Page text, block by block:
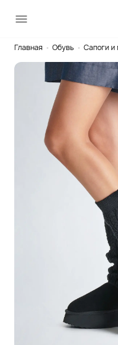
Главная • Обувь • Сапоги и